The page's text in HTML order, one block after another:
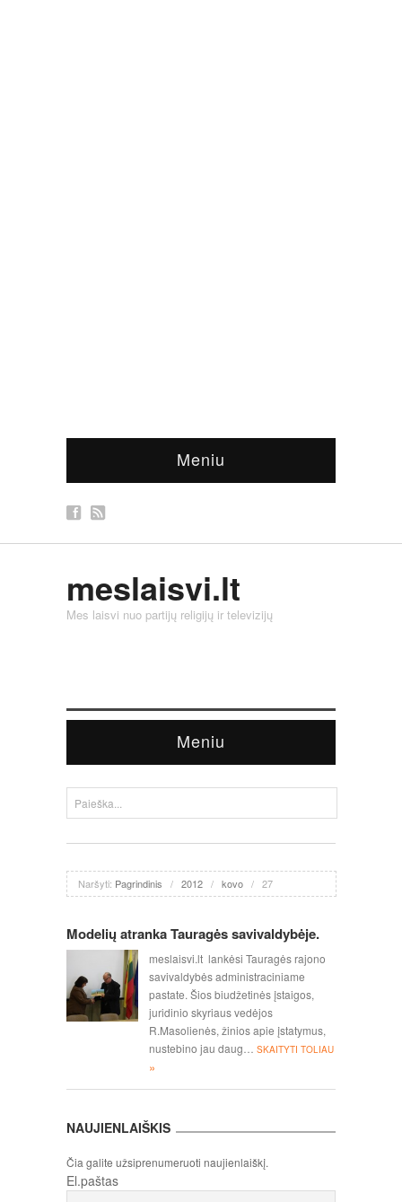
Meniu
meslaisvi.lt
Mes laisvi nuo partijų religijų ir televizijų
Meniu
Naršyti: Pagrindinis / 2012 / kovo / 27
Modelių atranka Tauragės savivaldybėje.
meslaisvi.lt lankėsi Tauragės rajono
savivaldybės administraciniame
pastate. Šios biudžetinės įstaigos,
juridinio skyriaus vedėjos
R.Masolienės, žinios apie įstatymus,
nustebino jau daug…
SKAITYTI TOLIAU
»
NAUJIENLAIŠKIS
Čia galite užsiprenumeruoti naujienlaiškį.
El.paštas